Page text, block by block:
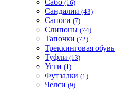
Сабо (16)
Сандалии (43)
Сапоги (7)
Слипоны (74)
Тапочки (72)
Треккинговая обувь
Туфли (13)
Угги (1)
Футзалки (1)
Челси (9)